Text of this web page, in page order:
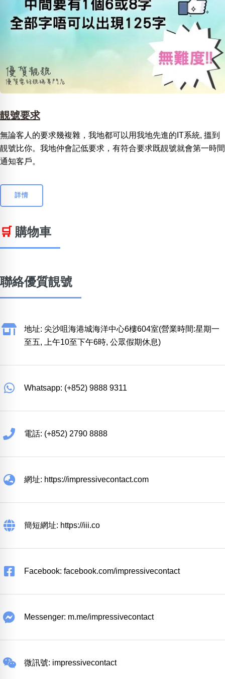
靚號要求
無論客人的要求幾複雜，我地都可以用我地先進的IT系統, 搵到
靚號比你。我地仲會記低要求，有符合要求既靚號就會第一時間
通知客戶。
詳情
🛒 購物車
聯絡優質靚號
地址: 尖沙咀海港城海洋中心6樓604室(營業時間:星期一
至五, 上午10至下午6時, 公眾假期休息)
Whatsapp: (+852) 9888 9311
電話: (+852) 2790 8888
網址: https://impressivecontact.com
簡短網址: https://iii.co
Facebook: facebook.com/impressivecontact
Messenger: m.me/impressivecontact
微訊號: impressivecontact